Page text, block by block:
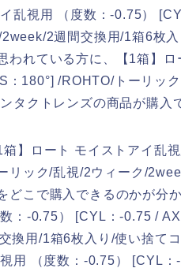
乱視用 （度数：-0.75）
2週間交換用/1箱6枚
われている方に、【1箱】
：180°] /ROHTO/トーリッ
タクトレンズの商品が購入
箱】ロート モイストアイ乱
リック/乱視/2ウィーク/
どこで購入できるのかが分
：-0.75） [CYL：-0.75 /
換用/1箱6枚入り/使い捨て
視用 （度数：-0.75） [CYL